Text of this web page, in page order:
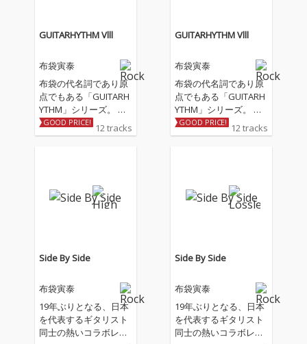
GUITARHYTHM Vlll
布袋寅泰
布袋の代名詞であり原
点でもある「GUITARH
YTHM」シリーズ。 そ
の8作目となる待望の
「GUITARHYTHM Vlll」
ふさわしく、挑戦的で
アヴァンギャルド、刺
ーを飾った「GUITARH
YTHM」から37年。8作
やNew Waveの香りす
る華やかで解放感あふ
れる楽曲から、ソリッ
ドなカッティングギタ
GOOD PRICE! 12 tracks
GUITARHYTHM Vlll
布袋寅泰
布袋の代名詞であり原
点でもある「GUITARH
YTHM」シリーズ。 そ
の8作目となる待望の
「GUITARHYTHM Vlll」
ふさわしく、挑戦的で
アヴァンギャルド、刺
ーを飾った「GUITARH
YTHM」から37年。8作
やNew Waveの香りす
る華やかで解放感あふ
れる楽曲から、ソリッ
ドなカッティングギタ
GOOD PRICE! 12 tracks
Side By Side
布袋寅泰
19年ぶりとなる、日本
を代表するギタリスト
同士の熱いコラボレー
Side By Side
布袋寅泰
19年ぶりとなる、日本
を代表するギタリスト
同士の熱いコラボレー